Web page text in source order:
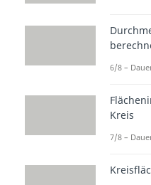
6/8 –
Kreis
7/8 –